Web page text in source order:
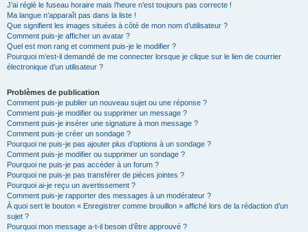
J’ai réglé le fuseau horaire mais l’heure n’est toujours pas correcte !
Ma langue n’apparaît pas dans la liste !
Que signifient les images situées à côté de mon nom d’utilisateur ?
Comment puis-je afficher un avatar ?
Quel est mon rang et comment puis-je le modifier ?
Pourquoi m’est-il demandé de me connecter lorsque je clique sur le lien de courrier
électronique d’un utilisateur ?
Problèmes de publication
Comment puis-je publier un nouveau sujet ou une réponse ?
Comment puis-je modifier ou supprimer un message ?
Comment puis-je insérer une signature à mon message ?
Comment puis-je créer un sondage ?
Pourquoi ne puis-je pas ajouter plus d’options à un sondage ?
Comment puis-je modifier ou supprimer un sondage ?
Pourquoi ne puis-je pas accéder à un forum ?
Pourquoi ne puis-je pas transférer de pièces jointes ?
Pourquoi ai-je reçu un avertissement ?
Comment puis-je rapporter des messages à un modérateur ?
À quoi sert le bouton « Enregistrer comme brouillon » affiché lors de la rédaction d’un
sujet ?
Pourquoi mon message a-t-il besoin d’être approuvé ?